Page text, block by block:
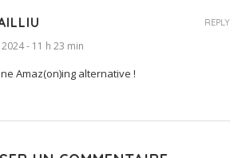
- 11 h 23 min
Amaz(on)ing alternative !
REPLY